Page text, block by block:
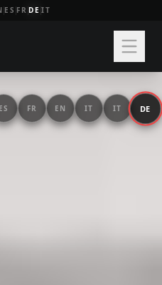
ES FR DE IT
ES FR EN IT IT DE